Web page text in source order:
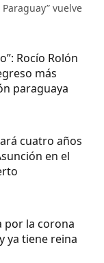
vuelve
Rocío Rolón
más
paraguaya
cuatro años
en el
por la corona
ya tiene reina